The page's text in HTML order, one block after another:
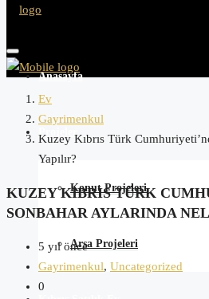
Anasayfa
Projeler
Konut Projeleri
Arsa Projeleri
Ev
Gayrimenkul
Kuzey Kıbrıs Türk
Yapılır?
KUZEY KIBRIS TÜRK
SONBAHAR AYLARINDA
5 yıl önce
Gayrimenkul, Uncategorized
0